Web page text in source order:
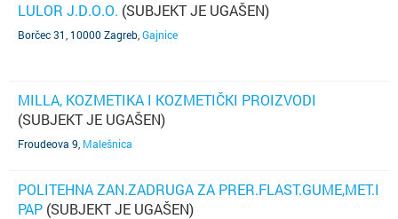
LULOR J.D.O.O. (SUBJEKT JE UGAŠEN)
Borčec 31, 10000 Zagreb Gajnice
MILLA, KOZMETIKA I KOZMETIČKI PROIZVODI
(SUBJEKT JE UGAŠEN)
Froudeova 9 Malešnica
POLITEHNA ZAN.ZADRUGA ZA PRER.FLAST.GUME,MET.I
PAP (SUBJEKT JE UGAŠEN)